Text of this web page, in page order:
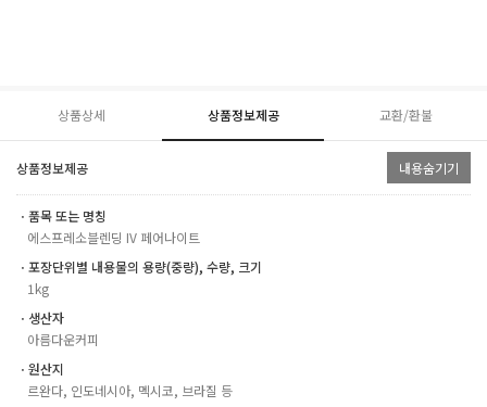
상품상세 상품정보제공 교환/환불
상품정보제공 내용숨기기
ㆍ품목 또는 명칭
에스프레소블렌딩 IV 페어나이트
ㆍ포장단위별 내용물의 용량(중량), 수량, 크기
1kg
ㆍ생산자
아름다운커피
ㆍ원산지
르완다, 인도네시아, 멕시코, 브라질 등